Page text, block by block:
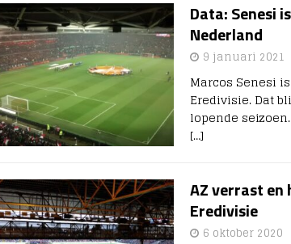
Data: Senesi
Nederland
9 januari 2021
Marcos Senesi
Eredivisie. Dat
lopende
[…]
AZ verrast
Eredivisie
6 oktober 2020